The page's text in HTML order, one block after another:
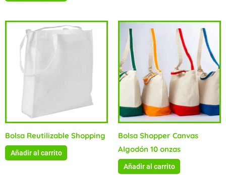
Bolsa Reutilizable Shopping
Añadir al carrito
Bolsa Shopper Canvas
Algodón 10 onzas
Añadir al carrito